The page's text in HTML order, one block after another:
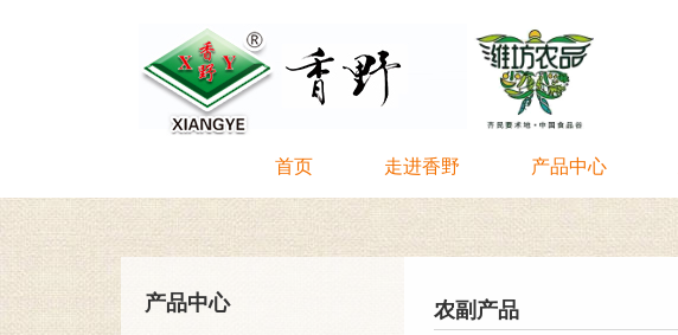
首页 走进香野 产品中心
产品中心 农副产品